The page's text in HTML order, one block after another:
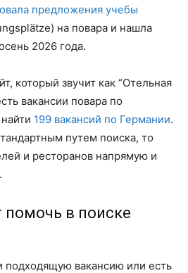
предложения учебы
на повара и нашла
2026 года.
который звучит как “Отельная
вакансии повара по
199 вакансий по Германии.
путем поиска, то
и ресторанов напрямую и
в поиске
подходящую вакансию или есть